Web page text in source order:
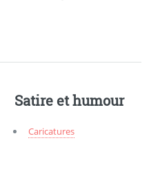
Satire et humour
Caricatures